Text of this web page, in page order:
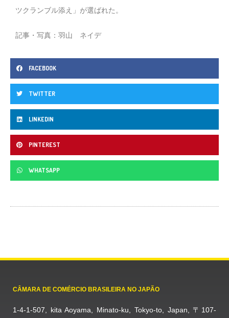
ツクランブル添え」が選ばれた。
記事・写真：羽山 ネイデ
FACEBOOK
TWITTER
LINKEDIN
PINTEREST
WHATSAPP
CÂMARA DE COMÉRCIO BRASILEIRA NO JAPÃO
1-4-1-507, kita Aoyama, Minato-ku, Tokyo-to, Japan, 〒107-